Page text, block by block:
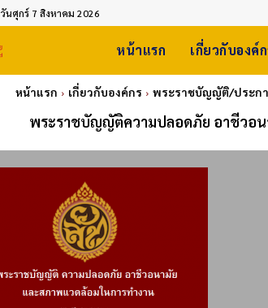
วันศุกร์ 7 สิงหาคม 2026
หน้าแรก เกี่ยวกับองค์
หน้าแรก เกี่ยวกับองค์กร พระราชบัญญัติ/ประก
พระราชบัญญัติความปลอดภัย อาชีวอ